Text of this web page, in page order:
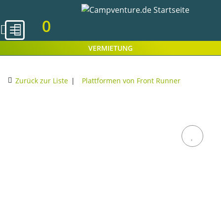
0
VERMIETUNG
Zurück zur Liste Plattformen von Front Runner